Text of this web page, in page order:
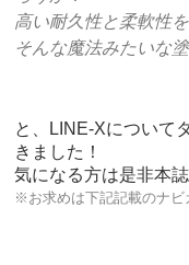
高い耐久性と柔軟性
そんな魔法みたいな
と、LINE-Xについて
きました！
気になる方は是非本
※お求めは下記記載のナビ